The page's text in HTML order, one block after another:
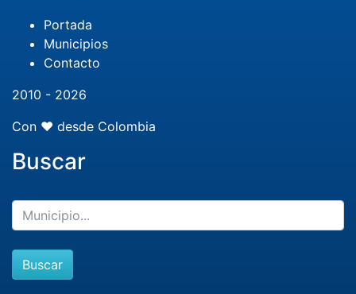
Portada
Municipios
Contacto
2010 - 2026
Con ❤️ desde Colombia
Buscar
Buscar